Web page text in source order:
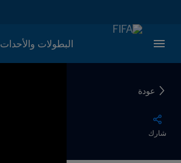
البطولات والأحدات
عودة
شارك